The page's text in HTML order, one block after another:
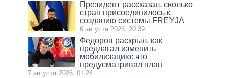
Президент рассказал, сколько
стран присоединилось к
созданию системы FREYJA
6 августа 2026, 20:39
Федоров раскрыл, как
предлагал изменить
мобилизацию: что
предусматривал план
7 августа 2026, 01:24